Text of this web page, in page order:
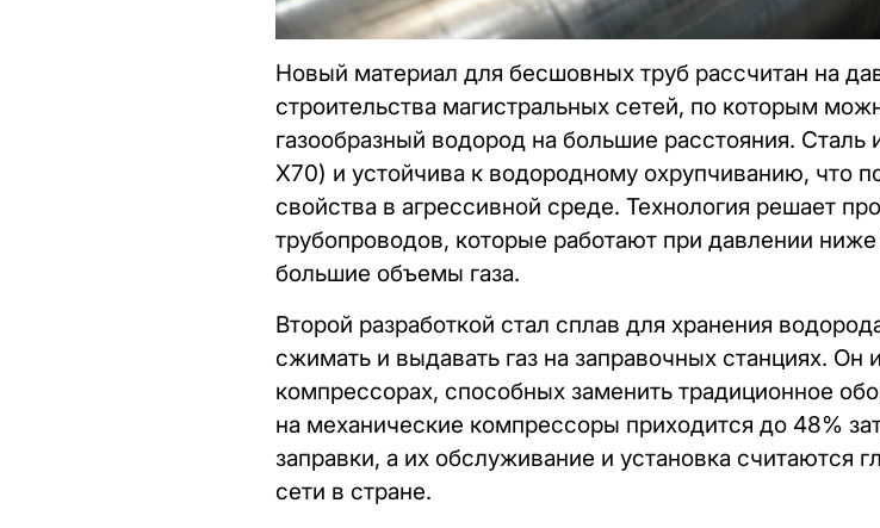
Новый материал для бесшовных труб рассчитан на
строительства магистральных сетей, по которым
газообразный водород на большие расстояния.
X70) и устойчива к водородному охрупчиванию, что
свойства в агрессивной среде. Технология решает
трубопроводов, которые работают при давлении
большие объемы газа.
Второй разработкой стал сплав для хранения
сжимать и выдавать газ на заправочных станциях. Он
компрессорах, способных заменить традиционное
на механические компрессоры приходится до 48%
заправки, а их обслуживание и установка считаются
сети в стране.